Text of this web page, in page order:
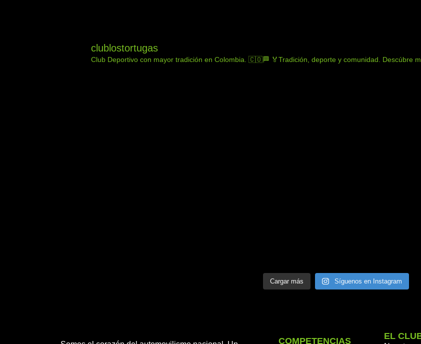
clublostortugas
Club Deportivo con mayor tradición en Colombia. 🇨🇴🏁 🏅Tradición, deporte y comunidad. Descúbre
Cargar más Síguenos en Instagram
COMPETENCIAS EL